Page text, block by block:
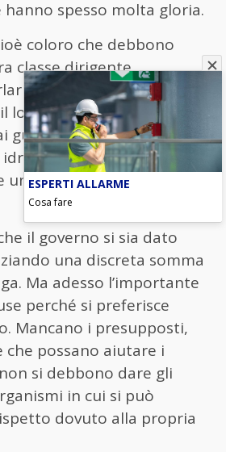
spesso molta gloria.
coloro che debbono
classe dirigente,
con tutto il rispetto
loro stipendio fa pena se
guadagni dei falegnami,
che a volte diventa
del quale si ha
il governo si sia dato
una discreta somma
Ma adesso l’importante
perché si preferisce
Mancano i presupposti,
possano aiutare i
si debbono dare gli
in cui si può
dovuto alla propria
ESPERTI ALLARME
Cosa fare